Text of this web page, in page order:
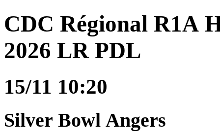
CDC Régional R1A
2026 LR PDL
15/11 10:20
Silver Bowl Angers